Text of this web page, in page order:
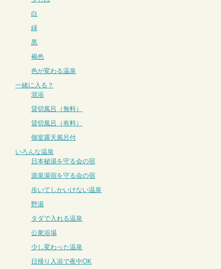
白
緑
黒
褐色
色が変わる温泉
一緒に入る？
混浴
貸切風呂（無料）
貸切風呂（有料）
個室露天風呂付
いろんな温泉
日本秘湯を守る会の宿
源泉湯宿を守る会の宿
歩いてしかいけない温泉
野湯
タダで入れる温泉
公衆浴場
少し変わった温泉
日帰り入浴で夜中OK